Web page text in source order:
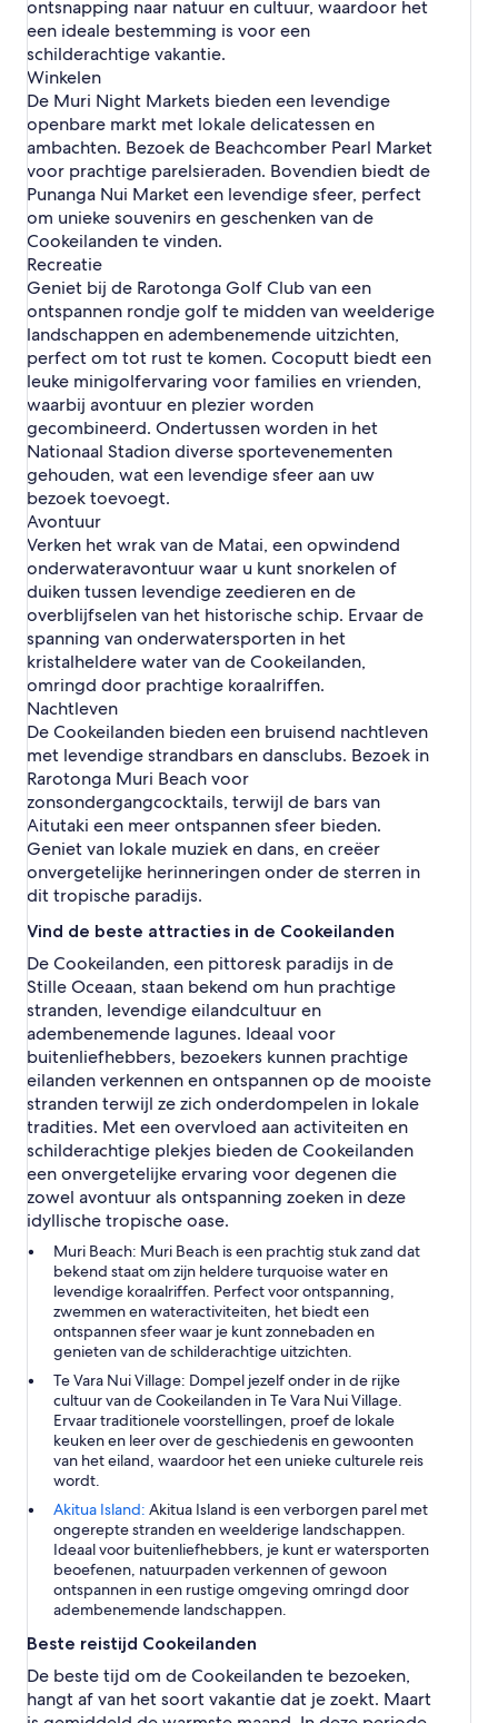
e
l
s
n
R
a
r
o
t
n
g
a
e
l
s
i
n
A
u
r
i
ontsnapping naar natuur en cultuur, waardoor het
een ideale bestemming is voor een
schilderachtige vakantie.
Winkelen
De Muri Night Markets bieden een levendige
openbare markt met lokale delicatessen en
ambachten. Bezoek de Beachcomber Pearl Market
voor prachtige parelsieraden. Bovendien biedt de
Punanga Nui Market een levendige sfeer, perfect
om unieke souvenirs en geschenken van de
Cookeilanden te vinden.
Recreatie
Geniet bij de Rarotonga Golf Club van een
ontspannen rondje golf te midden van weelderige
landschappen en adembenemende uitzichten,
perfect om tot rust te komen. Cocoputt biedt een
leuke minigolfervaring voor families en vrienden,
waarbij avontuur en plezier worden
gecombineerd. Ondertussen worden in het
Nationaal Stadion diverse sportevenementen
gehouden, wat een levendige sfeer aan uw
bezoek toevoegt.
Avontuur
Verken het wrak van de Matai, een opwindend
onderwateravontuur waar u kunt snorkelen of
duiken tussen levendige zeedieren en de
overblijfselen van het historische schip. Ervaar de
spanning van onderwatersporten in het
kristalheldere water van de Cookeilanden,
omringd door prachtige koraalriffen.
Nachtleven
De Cookeilanden bieden een bruisend nachtleven
met levendige strandbars en dansclubs. Bezoek in
Rarotonga Muri Beach voor
zonsondergangcocktails, terwijl de bars van
Aitutaki een meer ontspannen sfeer bieden.
Geniet van lokale muziek en dans, en creëer
onvergetelijke herinneringen onder de sterren in
dit tropische paradijs.
Vind de beste attracties in de Cookeilanden
De Cookeilanden, een pittoresk paradijs in de
Stille Oceaan, staan bekend om hun prachtige
stranden, levendige eilandcultuur en
adembenemende lagunes. Ideaal voor
buitenliefhebbers, bezoekers kunnen prachtige
eilanden verkennen en ontspannen op de mooiste
stranden terwijl ze zich onderdompelen in lokale
tradities. Met een overvloed aan activiteiten en
schilderachtige plekjes bieden de Cookeilanden
een onvergetelijke ervaring voor degenen die
zowel avontuur als ontspanning zoeken in deze
idyllische tropische oase.
Muri Beach: Muri Beach is een prachtig stuk zand dat
bekend staat om zijn heldere turquoise water en
levendige koraalriffen. Perfect voor ontspanning,
zwemmen en wateractiviteiten, het biedt een
ontspannen sfeer waar je kunt zonnebaden en
genieten van de schilderachtige uitzichten.
Te Vara Nui Village: Dompel jezelf onder in de rijke
cultuur van de Cookeilanden in Te Vara Nui Village.
Ervaar traditionele voorstellingen, proef de lokale
keuken en leer over de geschiedenis en gewoonten
van het eiland, waardoor het een unieke culturele reis
wordt.
Akitua Island: Akitua Island is een verborgen parel met
ongerepte stranden en weelderige landschappen.
Ideaal voor buitenliefhebbers, je kunt er watersporten
beoefenen, natuurpaden verkennen of gewoon
ontspannen in een rustige omgeving omringd door
adembenemende landschappen.
Beste reistijd Cookeilanden
De beste tijd om de Cookeilanden te bezoeken,
hangt af van het soort vakantie dat je zoekt. Maart